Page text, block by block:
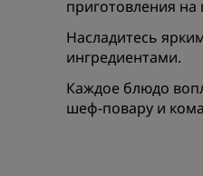
приготовления на
Насладитесь
ингредиентами.
Каждое блюдо
шеф-повару и